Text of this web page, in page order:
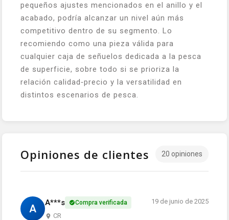
pequeños ajustes mencionados en el anillo y el
acabado, podría alcanzar un nivel aún más
competitivo dentro de su segmento. Lo
recomiendo como una pieza válida para
cualquier caja de señuelos dedicada a la pesca
de superficie, sobre todo si se prioriza la
relación calidad‑precio y la versatilidad en
distintos escenarios de pesca.
Opiniones de clientes 20 opiniones
A A***s Compra verificada
CR
19 de junio de 2025